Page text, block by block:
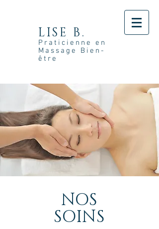
LISE B.
Praticienne en
Massage Bien-
être
NOS
SOINS